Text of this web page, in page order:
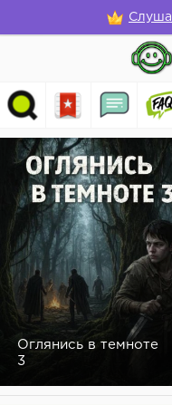
Оглянись в темноте
3